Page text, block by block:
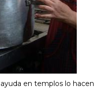
en templos lo hacen